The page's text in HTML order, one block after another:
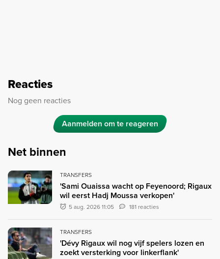
Reacties
Nog geen reacties
Aanmelden om te reageren
Net binnen
TRANSFERS
'Sami Ouaissa wacht op Feyenoord; Rigaux
wil eerst Hadj Moussa verkopen'
5 aug. 2026 11:05 181 reacties
TRANSFERS
'Dévy Rigaux wil nog vijf spelers lozen en
zoekt versterking voor linkerflank'